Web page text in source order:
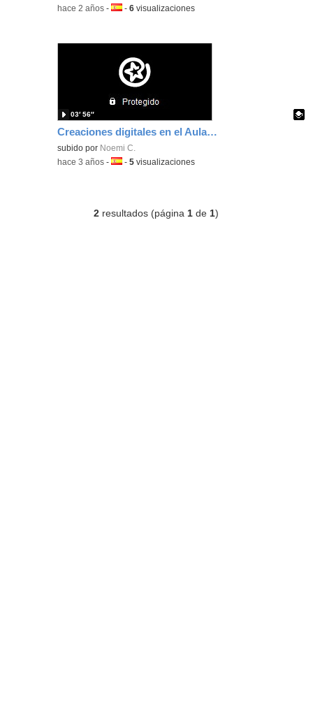
-hace 2 años -Idioma:
-6 visualizaciones
Creaciones digitales en el Aula Sorpresarte
Contenido educativo.
subido por Noemi C.
03′ 56″
-hace 3 años -Idioma:
-5 visualizaciones
2 resultados (página 1 de 1)